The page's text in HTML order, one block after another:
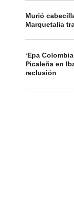
Murió
Marquetalia
‘Epa
Picaleña en
reclusión